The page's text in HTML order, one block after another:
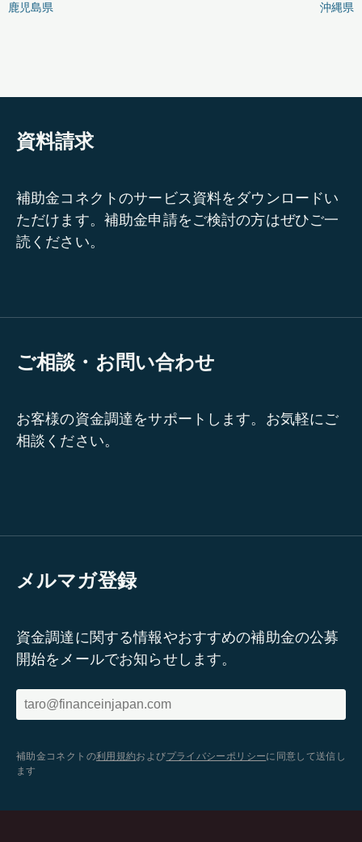
鹿児島県
沖縄県
資料請求
補助金コネクトのサービス資料をダウンロードい
ただけます。補助金申請をご検討の方はぜひご一
読ください。
ご相談・お問い合わせ
お客様の資金調達をサポートします。お気軽にご
相談ください。
メルマガ登録
資金調達に関する情報やおすすめの補助金の公募
開始をメールでお知らせします。
補助金コネクトの利用規約およびプライバシーポリシーに同意して送信し
ます